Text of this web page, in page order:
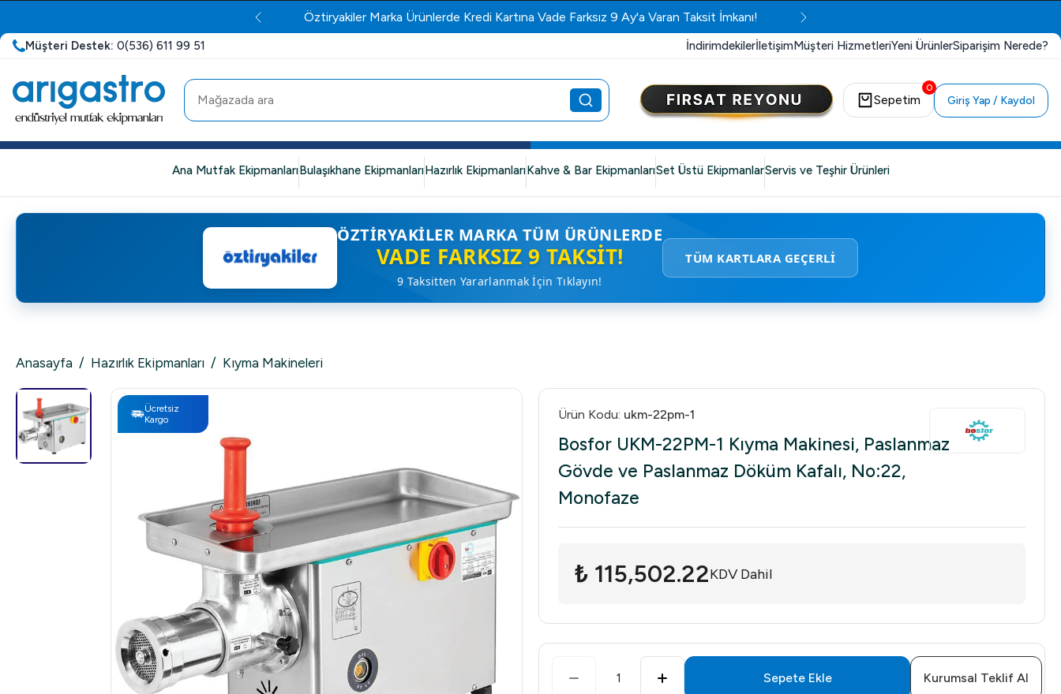
Öztiryakiler Marka Ürünlerde Kredi Kartına Vade Farksız 9 Ay'a Varan Taksit İmkanı!
Müşteri Destek: 0(536) 611 99 51 İndirimdekilerİletişimMüşteri HizmetleriYeni ÜrünlerSiparişim Nerede?
0
Sepetim Giriş Yap / Kaydol
Ana Mutfak EkipmanlarıBulaşıkhane EkipmanlarıHazırlık EkipmanlarıKahve & Bar EkipmanlarıSet Üstü EkipmanlarServis ve Teşhir Ürünleri
ÖZTIRYAKILER MARKA TÜM ÜRÜNLERDE
VADE FARKSIZ 9 TAKSIT!
9 Taksitten Yararlanmak İçin Tıklayın!
TÜM KARTLARA GEÇERLİ
Anasayfa / Hazırlık Ekipmanları / Kıyma Makineleri
Ücretsiz
Kargo
Ürün Kodu: ukm-22pm-1
Bosfor UKM-22PM-1 Kıyma Makinesi, Paslanmaz
Gövde ve Paslanmaz Döküm Kafalı, No:22,
Monofaze
₺ 115,502.22KDV Dahil
1 Sepete Ekle Kurumsal Teklif Al